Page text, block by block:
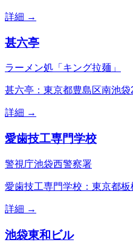
詳細 →
甚六亭
ラーメン処「キング拉麺」
甚六亭：東京都豊島区南池袋
詳細 →
愛歯技工専門学校
警視庁池袋西警察署
愛歯技工専門学校：東京都板
詳細 →
池袋東和ビル